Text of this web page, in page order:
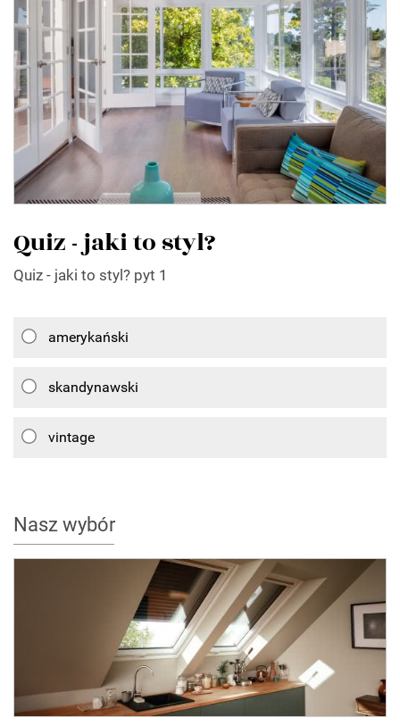
Quiz - jaki to styl?
Quiz - jaki to styl? pyt 1
amerykański
skandynawski
vintage
Nasz wybór